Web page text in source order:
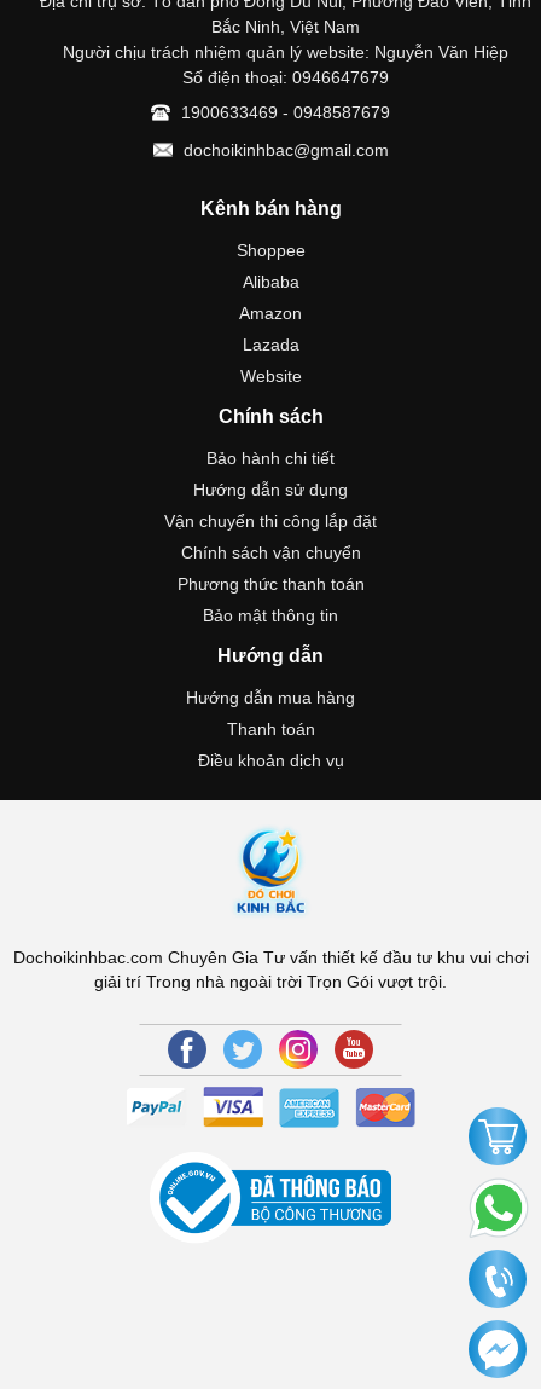
Bắc Ninh, Việt Nam
Người chịu trách nhiệm quản lý website: Nguyễn Văn Hiệp
Số điện thoại: 0946647679
1900633469 - 0948587679
dochoikinhbac@gmail.com
Kênh bán hàng
Shoppee
Alibaba
Amazon
Lazada
Website
Chính sách
Bảo hành chi tiết
Hướng dẫn sử dụng
Vận chuyển thi công lắp đặt
Chính sách vận chuyển
Phương thức thanh toán
Bảo mật thông tin
Hướng dẫn
Hướng dẫn mua hàng
Thanh toán
Điều khoản dịch vụ
Dochoikinhbac.com Chuyên Gia Tư vấn thiết kế đầu tư khu vui chơi
giải trí Trong nhà ngoài trời Trọn Gói vượt trội.